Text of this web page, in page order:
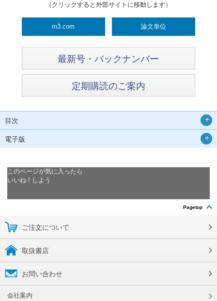
（クリックすると外部サイトに移動します）
m3.com 論文単位
最新号・バックナンバー
定期購読のご案内
目次
電子版
このページが気に入ったら
いいね ! しよう
Pagetop
ご注文について
取扱書店
お問い合わせ
会社案内